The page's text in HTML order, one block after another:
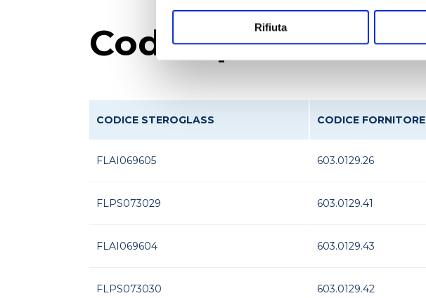
Rifiuta
Codici prodotto
CODICE STEROGLASS CODICE FORNITORE
FLAI069605 603.0129.26
FLPS073029 603.0129.41
FLAI069604 603.0129.43
FLPS073030 603.0129.42